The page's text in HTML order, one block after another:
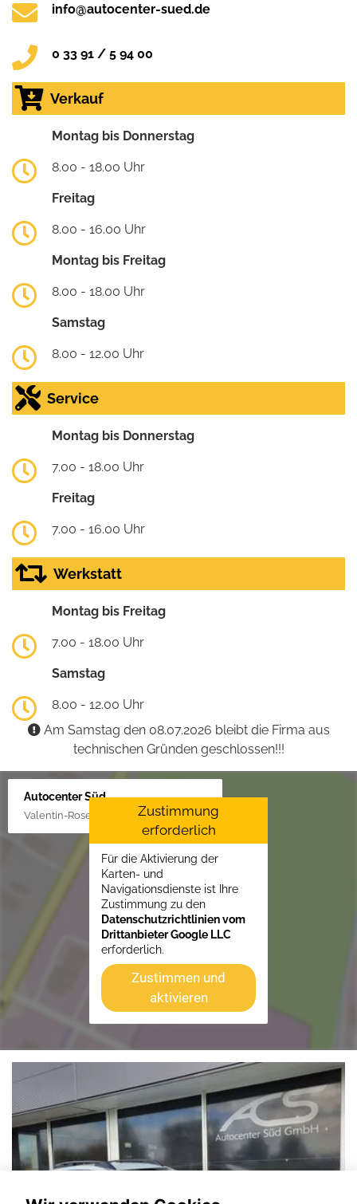
info@autocenter-sued.de
0 33 91 / 5 94 00
Verkauf
Montag bis Donnerstag
8.00 - 18.00 Uhr
Freitag
8.00 - 16.00 Uhr
Montag bis Freitag
8.00 - 18.00 Uhr
Samstag
8.00 - 12.00 Uhr
Service
Montag bis Donnerstag
7.00 - 18.00 Uhr
Freitag
7.00 - 16.00 Uhr
Werkstatt
Montag bis Freitag
7.00 - 18.00 Uhr
Samstag
8.00 - 12.00 Uhr
Am Samstag den 08.07.2026 bleibt die Firma aus
technischen Gründen geschlossen!!!
Autocenter Süd
Valentin-Rose-Str. 3, 16816 Neuruppin
Zustimmung
erforderlich
Für die Aktivierung der
Karten- und
Navigationsdienste ist Ihre
Zustimmung zu den
Datenschutzrichtlinien vom
Drittanbieter Google LLC
erforderlich.
Zustimmen und
aktivieren